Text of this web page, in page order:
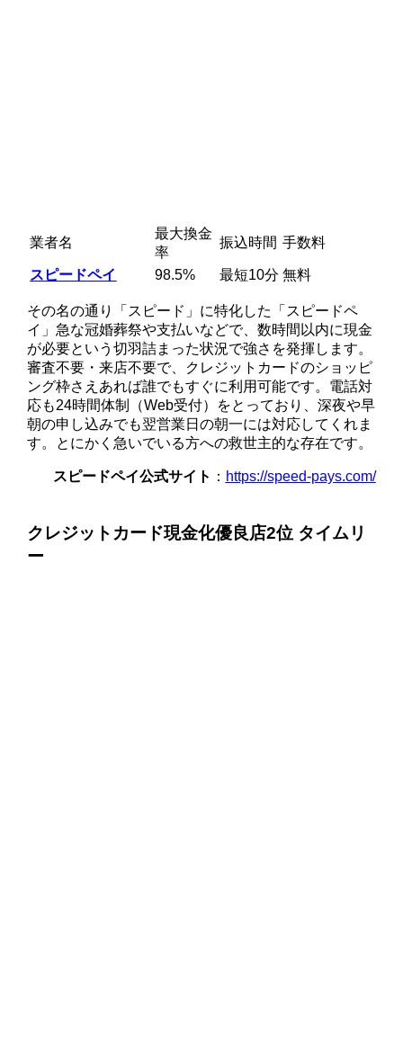
業者名
最大換金
率
振込時間 手数料
スピードペイ 98.5% 最短10分 無料
その名の通り「スピード」に特化した「スピードペ
イ」急な冠婚葬祭や支払いなどで、数時間以内に現金
が必要という切羽詰まった状況で強さを発揮します。
審査不要・来店不要で、クレジットカードのショッピ
ング枠さえあれば誰でもすぐに利用可能です。電話対
応も24時間体制（Web受付）をとっており、深夜や早
朝の申し込みでも翌営業日の朝一には対応してくれま
す。とにかく急いでいる方への救世主的な存在です。
スピードペイ公式サイト ： https://speed-pays.com/
クレジットカード現金化優良店2位 タイムリ
ー